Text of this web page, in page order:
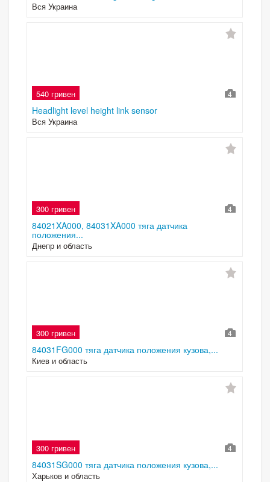
Вся Украина
540 гривен 4
Headlight level height link sensor
Вся Украина
300 гривен 4
84021XA000, 84031XA000 тяга датчика
положения...
Днепр и область
300 гривен 4
84031FG000 тяга датчика положения кузова,...
Киев и область
300 гривен 4
84031SG000 тяга датчика положения кузова,...
Харьков и область